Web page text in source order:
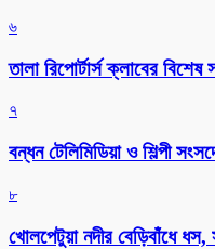
৬
‎তালা রিপোর্টার্স ক্লাবের বিশেষ
৭
বন্ধন টেলিমিডিয়া ও শিল্পী
৮
খোলপেটুয়া নদীর বেড়িবাঁধে